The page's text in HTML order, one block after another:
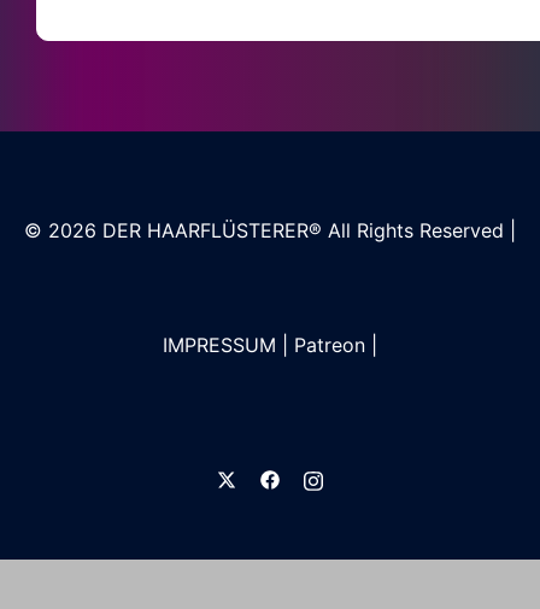
© 2026 DER HAARFLÜSTERER® All Rights Reserved |
IMPRESSUM Patreon